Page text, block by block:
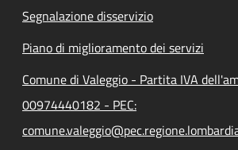
Segnalazione disservizio
Piano di miglioramento dei servizi
Comune di Valeggio - Partita IVA
00974440182 - PEC: